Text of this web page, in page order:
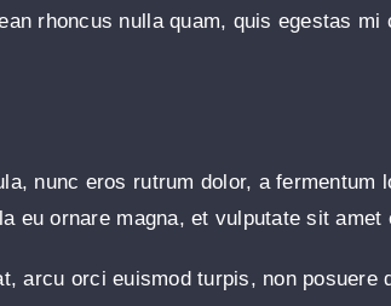
rhoncus nulla quam, quis egestas
nunc eros rutrum dolor, a fermentum
eu ornare magna, et vulputate sit amet
arcu orci euismod turpis, non posuere